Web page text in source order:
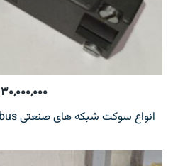
۳۰,۰۰۰,۰۰۰
انواع سوکت شبکه های صنعتی CAN – Profibus – safety bus